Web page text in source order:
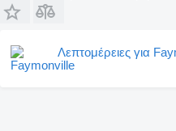
Λεπτομέρειες για